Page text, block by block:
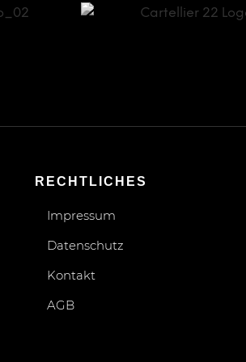
RECHTLICHES
Impressum
Datenschutz
Kontakt
AGB